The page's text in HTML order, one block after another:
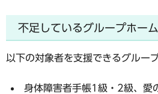
不足しているグループホーム
以下の対象者を支援できるグルー
身体障害者手帳1級・2級、愛